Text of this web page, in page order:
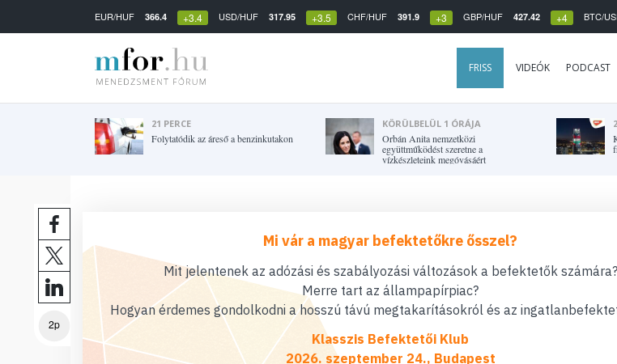
EUR/HUF 366.4 +3.4 USD/HUF 317.95 +3.5 CHF/HUF 391.9 +3 GBP/HUF 427.42 +4 BTC/
FRISS VIDEÓK PODCAST
21 PERCE
Folytatódik az áreső a benzinkutakon
KÖRÜLBELÜL 1 ÓRÁJA
Orbán Anita nemzetközi
együttműködést szeretne a
vízkészleteink megóvásáért
2p
Mi vár a magyar befektetőkre ősszel?
Mit jelentenek az adózási és szabályozási változások a befektetők számára?
Merre tart az állampapírpiac?
Hogyan érdemes gondolkodni a hosszú távú megtakarításokról és az
Klasszis Befektetői Klub
2026. szeptember 24., Budapest